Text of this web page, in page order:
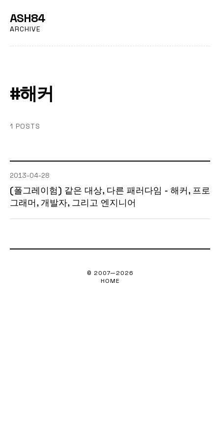
ASH84
ARCHIVE
#해커
1 POSTS
2013-04-28
(폴그레이험) 같은 대상, 다른 패러다임 - 해커, 프로
그래머, 개발자, 그리고 엔지니어
© 2007—2026
HOME